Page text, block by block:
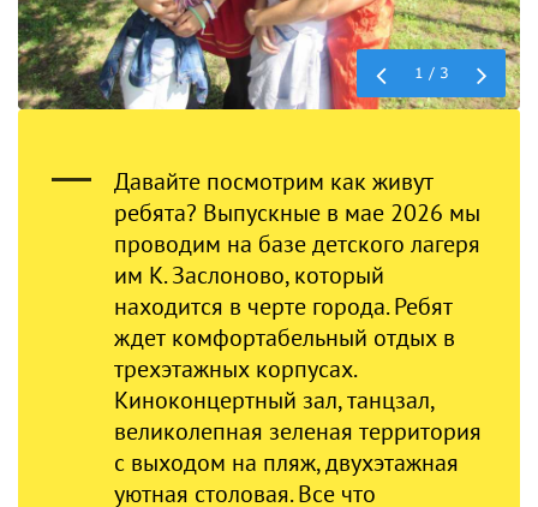
Previous Next
1 / 3
Давайте посмотрим как живут
ребята? Выпускные в мае 2026 мы
проводим на базе детского лагеря
им К. Заслоново, который
находится в черте города. Ребят
ждет комфортабельный отдых в
трехэтажных корпусах.
Киноконцертный зал, танцзал,
великолепная зеленая территория
с выходом на пляж, двухэтажная
уютная столовая. Все что